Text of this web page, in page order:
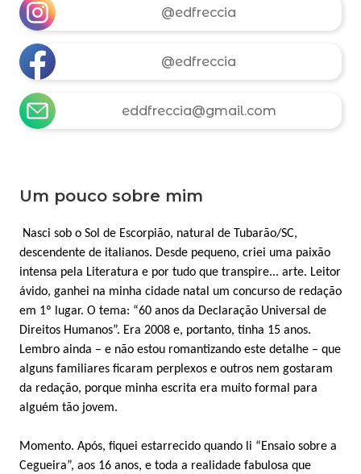
@edfreccia
@edfreccia
eddfreccia@gmail.com
Um pouco sobre mim
Nasci sob o Sol de Escorpião, natural de Tubarão/SC,
descendente de italianos. Desde pequeno, criei uma paixão
intensa pela Literatura e por tudo que transpire... arte. Leitor
ávido, ganhei na minha cidade natal um concurso de redação
em 1º lugar. O tema: “60 anos da Declaração Universal de
Direitos Humanos”. Era 2008 e, portanto, tinha 15 anos.
Lembro ainda – e não estou romantizando este detalhe – que
alguns familiares ficaram perplexos e outros nem gostaram
da redação, porque minha escrita era muito formal para
alguém tão jovem.
Momento. Após, fiquei estarrecido quando li “Ensaio sobre a
Cegueira”, aos 16 anos, e toda a realidade fabulosa que